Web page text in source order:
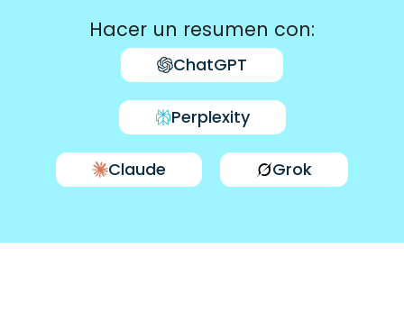
Hacer un resumen con:
ChatGPT
Perplexity
Claude Grok